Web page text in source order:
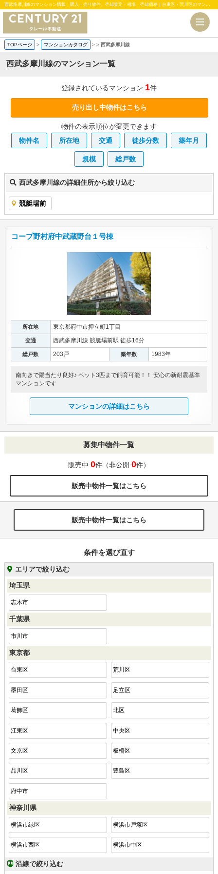
西武多摩川線のマンション情報｜購入・売り物件、売却査定・相場・売却価格｜台東区・荒川区のマンション、中古・新築一戸建、土地のことならセンチュリー21クレール不動産
TOPページ > マンションカタログ >> 西武多摩川線
西武多摩川線のマンション一覧
登録されているマンション:1件
売り出し中物件はこちら
物件の表示順位が変更できます
物件名
所在地 交通 徒歩分数 築年月
規模 総戸数
西武多摩川線の詳細住所から絞り込む
競艇場前
コープ野村府中武蔵野台１号棟
所在地 東京都府中市押立町1丁目
交通 西武多摩川線 競艇場前駅 徒歩16分
総戸数 203戸 築年数 1983年
南向きで陽当たり良好♪ ペット3匹まで飼育可能！！ 安心の新耐震基準
マンションです
マンションの詳細はこちら
募集中物件一覧
販売中:0件（非公開:0件）
販売中物件一覧はこちら
販売中物件一覧はこちら
条件を選び直す
エリアで絞り込む
埼玉県
志木市
千葉県
市川市
東京都
台東区 荒川区
墨田区 足立区
葛飾区 北区
江東区 中央区
文京区 板橋区
品川区 豊島区
府中市
神奈川県
横浜市緑区 横浜市戸塚区
横浜市西区 横浜市中区
沿線で絞り込む